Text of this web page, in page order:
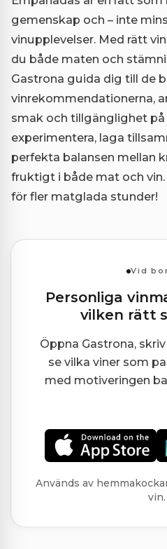
gemenskap och – inte
vinupplevelser. Med rätt
du både maten och
Gastrona guida dig till de
vinrekommendationerna,
smak och tillgänglighet
experimentera, laga
perfekta balansen mellan
fruktigt i både mat och
för fler matglada stunder!
Vid
Personliga
vilken rätt
Öppna Gastrona,
se vilka viner som
med motiveringen
Används av
vin.